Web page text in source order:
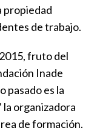
propiedad
de trabajo.
fruto del
Inade
pasado es la
la organizadora
de formación.